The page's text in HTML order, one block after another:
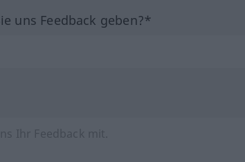
uns Feedback geben?*